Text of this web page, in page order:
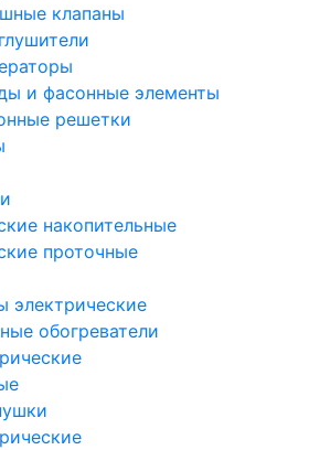
клапаны
и фасонные элементы
решетки
накопительные
проточные
электрические
обогреватели